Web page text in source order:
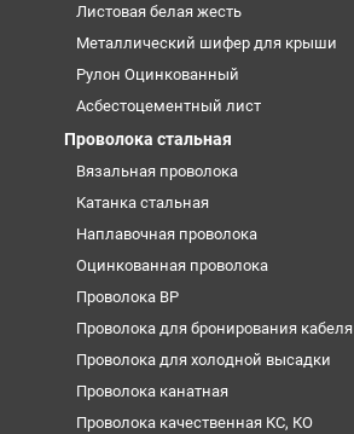
Листовая белая жесть
Металлический шифер для крыши
Рулон Оцинкованный
Асбестоцементный лист
Проволока стальная
Вязальная проволока
Катанка стальная
Наплавочная проволока
Оцинкованная проволока
Проволока ВР
Проволока для бронирования кабеля
Проволока для холодной высадки
Проволока канатная
Проволока качественная КС, КО